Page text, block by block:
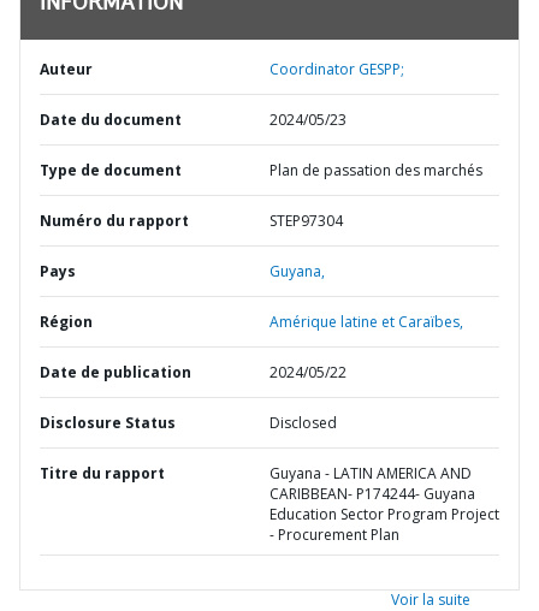
INFORMATION
Auteur Coordinator GESPP;
Date du document 2024/05/23
Type de document Plan de passation des marchés
Numéro du rapport STEP97304
Pays Guyana,
Région Amérique latine et Caraïbes,
Date de publication 2024/05/22
Disclosure Status Disclosed
Titre du rapport
Guyana - LATIN AMERICA AND
CARIBBEAN- P174244- Guyana
Education Sector Program Project
- Procurement Plan
Voir la suite